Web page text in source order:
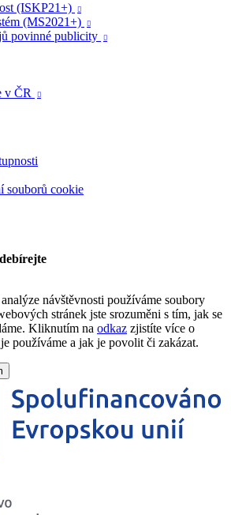
(ISKP21+)

(MS2021+) 
povinné publicity 
v ČR 
souborů cookie
návštěvnosti používáme soubory
stránek jste srozuměni s tím, jak se
Kliknutím na odkaz zjistíte více o
používáme a jak je povolit či zakázat.